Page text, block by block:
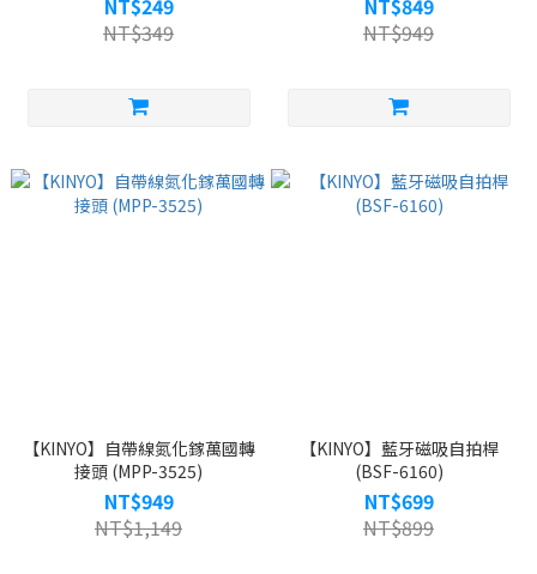
NT$249
NT$349
NT$849
NT$949
【KINYO】自帶線氮化鎵萬國轉
接頭 (MPP-3525)
NT$949
NT$1,149
【KINYO】藍牙磁吸自拍桿
(BSF-6160)
NT$699
NT$899